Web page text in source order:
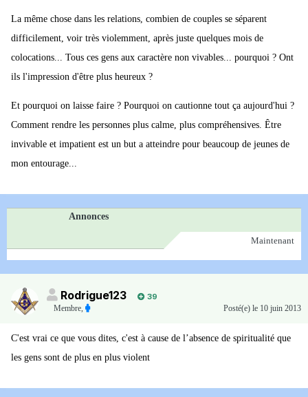
La même chose dans les relations, combien de couples se séparent
difficilement, voir très violemment, après juste quelques mois de
colocations... Tous ces gens aux caractère non vivables... pourquoi ? Ont
ils l'impression d'être plus heureux ?
Et pourquoi on laisse faire ? Pourquoi on cautionne tout ça aujourd'hui ?
Comment rendre les personnes plus calme, plus compréhensives. Être
invivable et impatient est un but a atteindre pour beaucoup de jeunes de
mon entourage...
Annonces
Maintenant
Rodrigue123
39
Membre, Posté(e) le 10 juin 2013
C'est vrai ce que vous dites, c'est à cause de l’absence de spiritualité que
les gens sont de plus en plus violent